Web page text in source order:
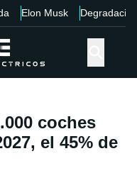
Elon Musk Degradación
coches
el 45% de